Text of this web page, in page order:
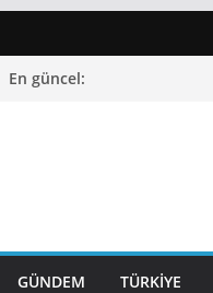
En güncel:
GÜNDEM TÜRKIYE